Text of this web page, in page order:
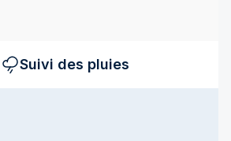
Suivi des pluies